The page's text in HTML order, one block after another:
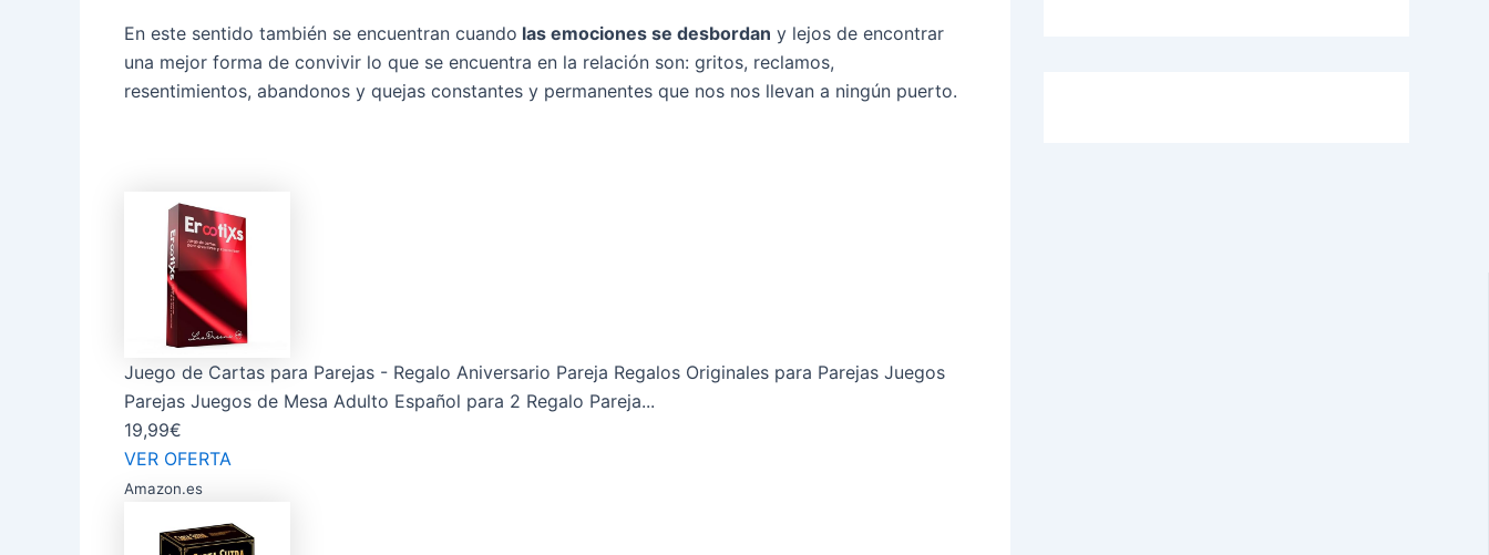
En este sentido también se encuentran cuando las emociones se desbordan y lejos de encontrar
una mejor forma de convivir lo que se encuentra en la relación son: gritos, reclamos,
resentimientos, abandonos y quejas constantes y permanentes que nos nos llevan a ningún puerto.
Juego de Cartas para Parejas - Regalo Aniversario Pareja Regalos Originales para Parejas Juegos
Parejas Juegos de Mesa Adulto Español para 2 Regalo Pareja...
19,99€
VER OFERTA
Amazon.es